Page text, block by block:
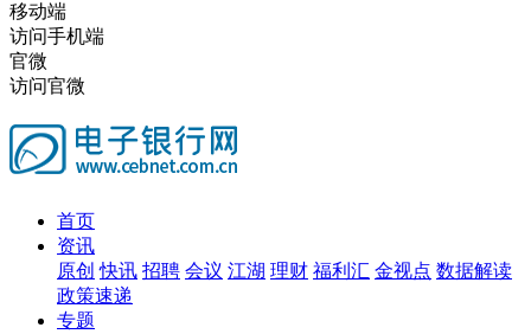
移动端
访问手机端
官微
访问官微
首页
资讯
原创 快讯 招聘 会议 江湖 理财 福利汇 金视点 数据解读
政策速递
专题